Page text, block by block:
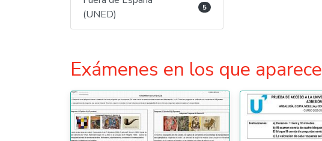
(UNED)
5
Exámenes en los que aparece